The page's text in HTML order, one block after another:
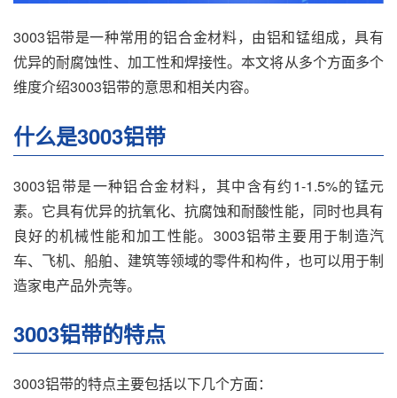
3003铝带是一种常用的铝合金材料，由铝和锰组成，具有
优异的耐腐蚀性、加工性和焊接性。本文将从多个方面多个
维度介绍3003铝带的意思和相关内容。
什么是3003铝带
3003铝带是一种铝合金材料，其中含有约1-1.5%的锰元
素。它具有优异的抗氧化、抗腐蚀和耐酸性能，同时也具有
良好的机械性能和加工性能。3003铝带主要用于制造汽
车、飞机、船舶、建筑等领域的零件和构件，也可以用于制
造家电产品外壳等。
3003铝带的特点
3003铝带的特点主要包括以下几个方面：